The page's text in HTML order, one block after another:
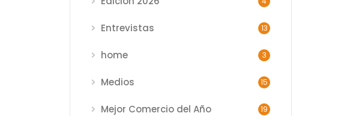
Entrevistas 13
home 3
Medios 15
Mejor Comercio del Año 19